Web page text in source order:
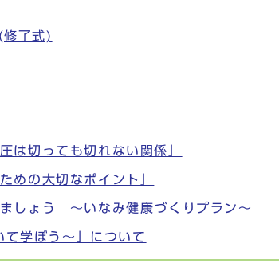
了式)
は切っても切れない関係」
めの大切なポイント」
しょう ～いなみ健康づくりプラン～
学ぼう～」について